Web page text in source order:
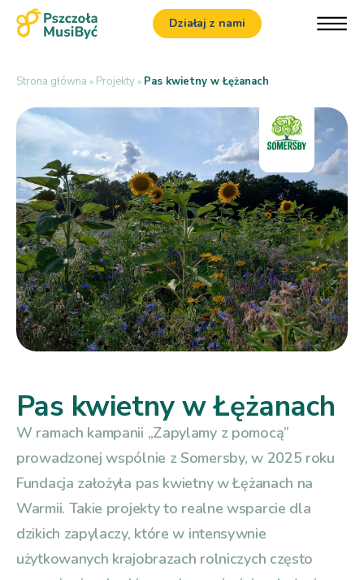
Działaj z nami
Strona główna » Projekty » Pas kwietny w Łężanach
Pas kwietny w Łężanach
W ramach kampanii „Zapylamy z pomocą”
prowadzonej wspólnie z Somersby, w 2025 roku
Fundacja założyła pas kwietny w Łężanach na
Warmii. Takie projekty to realne wsparcie dla
dzikich zapylaczy, które w intensywnie
użytkowanych krajobrazach rolniczych często